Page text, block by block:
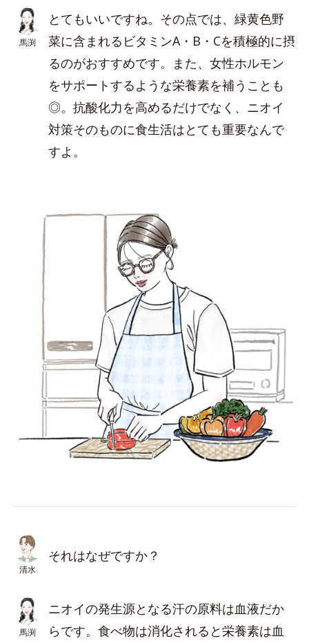
馬渕
とてもいいですね。その点では、緑黄色野
菜に含まれるビタミンA・B・Cを積極的に摂
るのがおすすめです。また、女性ホルモン
をサポートするような栄養素を補うことも
◎。抗酸化力を高めるだけでなく、ニオイ
対策そのものに食生活はとても重要なんで
すよ。
清水
それはなぜですか？
馬渕
ニオイの発生源となる汗の原料は血液だか
らです。食べ物は消化されると栄養素は血